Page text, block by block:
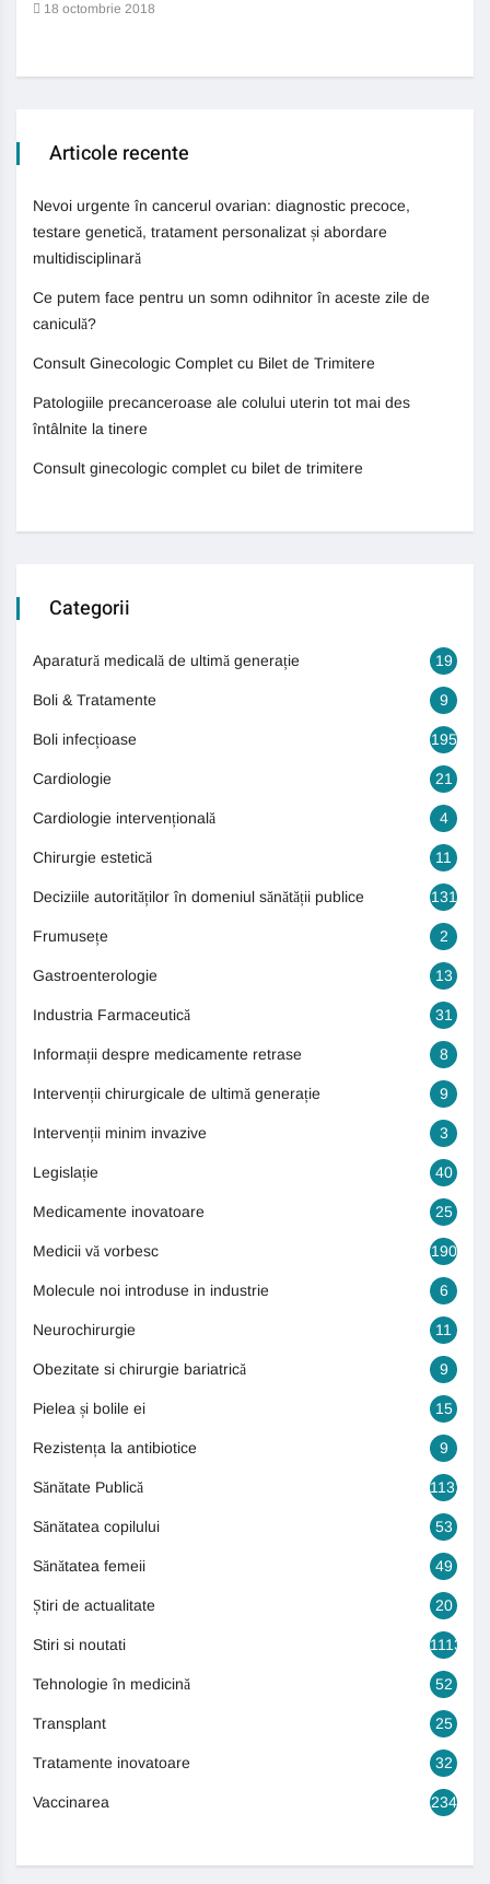
18 octombrie 2018
Articole recente
Nevoi urgente în cancerul ovarian: diagnostic precoce,
testare genetică, tratament personalizat și abordare
multidisciplinară
Ce putem face pentru un somn odihnitor în aceste zile de
caniculă?
Consult Ginecologic Complet cu Bilet de Trimitere
Patologiile precanceroase ale colului uterin tot mai des
întâlnite la tinere
Consult ginecologic complet cu bilet de trimitere
Categorii
Aparatură medicală de ultimă generație 19
Boli & Tratamente 9
Boli infecțioase 195
Cardiologie 21
Cardiologie intervențională 4
Chirurgie estetică 11
Deciziile autorităților în domeniul sănătății publice 131
Frumusețe 2
Gastroenterologie 13
Industria Farmaceutică 31
Informații despre medicamente retrase 8
Intervenții chirurgicale de ultimă generație 9
Intervenții minim invazive 3
Legislație 40
Medicamente inovatoare 25
Medicii vă vorbesc 190
Molecule noi introduse in industrie 6
Neurochirurgie 11
Obezitate si chirurgie bariatrică 9
Pielea și bolile ei 15
Rezistența la antibiotice 9
Sănătate Publică 1131
Sănătatea copilului 53
Sănătatea femeii 49
Știri de actualitate 20
Stiri si noutati 1113
Tehnologie în medicină 52
Transplant 25
Tratamente inovatoare 32
Vaccinarea 234